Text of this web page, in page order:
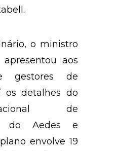
o ministro
apresentou aos
gestores de
os detalhes do
de
do Aedes e
envolve 19